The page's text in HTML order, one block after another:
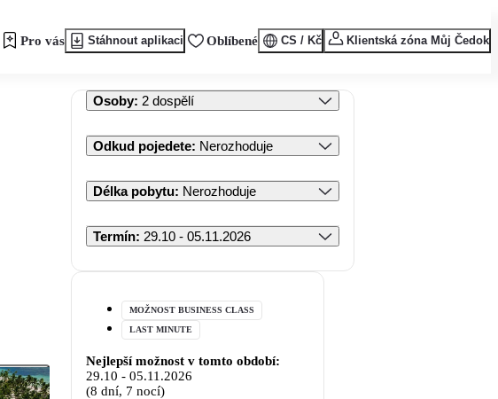
Pro vás Stáhnout aplikaci Oblíbené CS / Kč Klientská zóna Můj Čedok
Osoby: 2 dospělí
Odkud pojedete: Nerozhoduje
Délka pobytu: Nerozhoduje
Termín: 29.10 - 05.11.2026
MOŽNOST BUSINESS CLASS
LAST MINUTE
Nejlepší možnost v tomto období:
29.10 - 05.11.2026
(8 dní, 7 nocí)